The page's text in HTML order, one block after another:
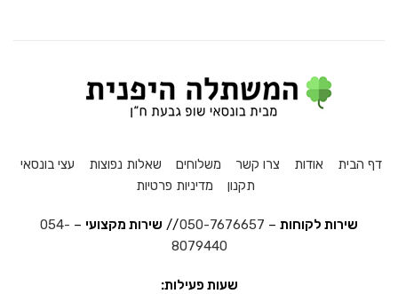
דף הבית אודות צרו קשר משלוחים שאלות נפוצות
עצי בונסאי
תקנון
מדיניות פרטיות
שירות לקוחות –
050-7676657
// שירות מקצועי –
054-
8079440
שעות פעילות: